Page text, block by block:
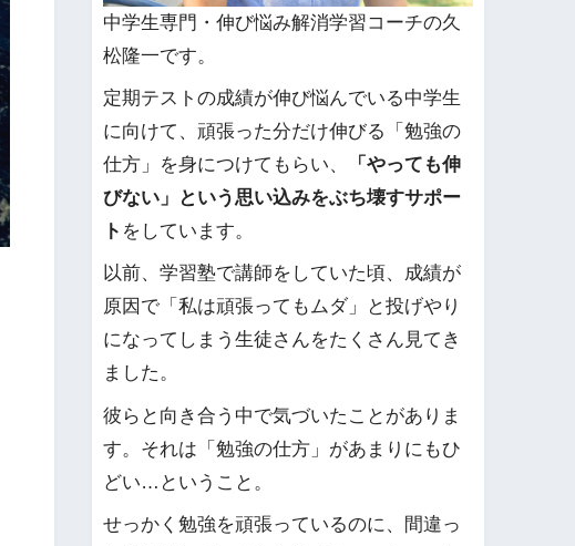
中学生専門・伸び悩み解消学習コーチの久
松隆一です。
定期テストの成績が伸び悩んでいる中学生
に向けて、頑張った分だけ伸びる「勉強の
仕方」を身につけてもらい、
「やっても伸
びない」という思い込みをぶち壊すサポー
ト をしています。
以前、学習塾で講師をしていた頃、成績が
原因で「私は頑張ってもムダ」と投げやり
になってしまう生徒さんをたくさん見てき
ました。
彼らと向き合う中で気づいたことがありま
す。それは「勉強の仕方」があまりにもひ
どい…ということ。
せっかく勉強を頑張っているのに、間違っ